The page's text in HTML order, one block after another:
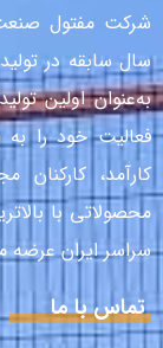
سال سابقه در
به‌عنوان اولین
فعالیت خود را
کارآمد،
محصولاتی با
سراسر ایران عرضه
تماس با ما